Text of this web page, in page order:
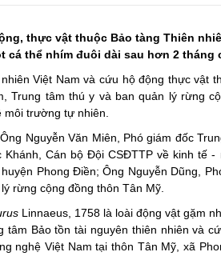
thực vật thuộc Bảo tàng Thiên
thể nhím đuôi dài sau hơn 2 tháng
Việt Nam và cứu hộ động thực vật
Trung tâm thú y và ban quản lý rừng
trường tự nhiên.
Nguyễn Văn Miên, Phó giám đốc
Cán bộ Đội CSĐTTP về kinh tế -
Phong Điền; Ông Nguyễn Dũng,
rừng cộng đồng thôn Tân Mỹ.
Linnaeus, 1758là loài động vật gặm
Bảo tồn tài nguyên thiên nhiên và
nghệ Việt Nam tại thôn Tân Mỹ, xã